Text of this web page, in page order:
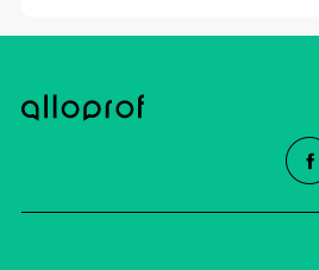
plus d'informations,